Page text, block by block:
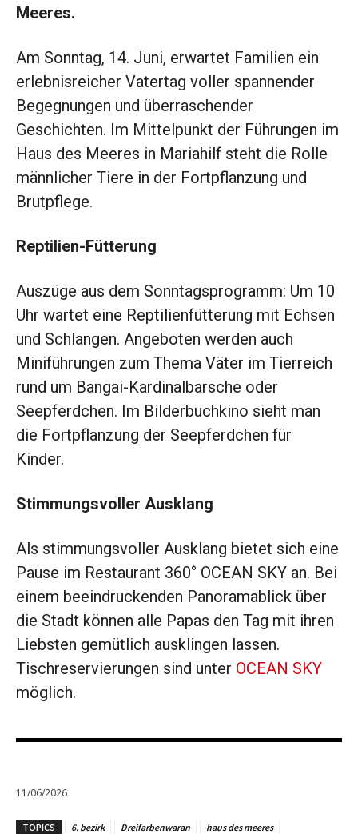
Meeres.
Am Sonntag, 14. Juni, erwartet Familien ein
erlebnisreicher Vatertag voller spannender
Begegnungen und überraschender
Geschichten. Im Mittelpunkt der Führungen im
Haus des Meeres in Mariahilf steht die Rolle
männlicher Tiere in der Fortpflanzung und
Brutpflege.
Reptilien-Fütterung
Auszüge aus dem Sonntagsprogramm: Um 10
Uhr wartet eine Reptilienfütterung mit Echsen
und Schlangen. Angeboten werden auch
Miniführungen zum Thema Väter im Tierreich
rund um Bangai-Kardinalbarsche oder
Seepferdchen. Im Bilderbuchkino sieht man
die Fortpflanzung der Seepferdchen für
Kinder.
Stimmungsvoller Ausklang
Als stimmungsvoller Ausklang bietet sich eine
Pause im Restaurant 360° OCEAN SKY an. Bei
einem beeindruckenden Panoramablick über
die Stadt können alle Papas den Tag mit ihren
Liebsten gemütlich ausklingen lassen.
Tischreservierungen sind unter OCEAN SKY
möglich.
11/06/2026
TOPICS 6. bezirk Dreifarbenwaran haus des meeres